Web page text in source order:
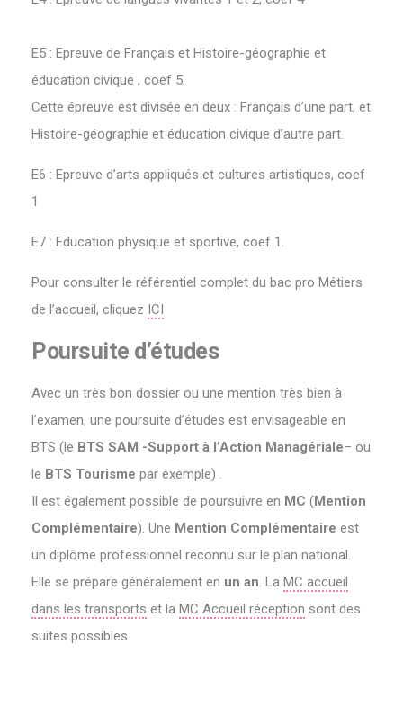
E5 : Epreuve de Français et Histoire-géographie et
éducation civique , coef 5.
Cette épreuve est divisée en deux : Français d’une part, et
Histoire-géographie et éducation civique d’autre part.
E6 : Epreuve d’arts appliqués et cultures artistiques, coef
1
E7 : Education physique et sportive, coef 1.
Pour consulter le référentiel complet du bac pro Métiers
de l’accueil, cliquez ICI
Poursuite d’études
Avec un très bon dossier ou une mention très bien à
l’examen, une poursuite d’études est envisageable en
BTS (le BTS SAM -Support à l’Action Managériale– ou
le BTS Tourisme par exemple) .
Il est également possible de poursuivre en MC (Mention
Complémentaire). Une Mention Complémentaire est
un diplôme professionnel reconnu sur le plan national.
Elle se prépare généralement en un an. La MC accueil
dans les transports et la MC Accueil réception sont des
suites possibles.